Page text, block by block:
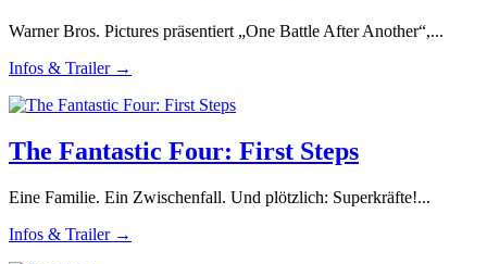
Warner Bros. Pictures präsentiert „One Battle After Another“,...
Infos & Trailer →
The Fantastic Four: First Steps
Eine Familie. Ein Zwischenfall. Und plötzlich: Superkräfte!...
Infos & Trailer →